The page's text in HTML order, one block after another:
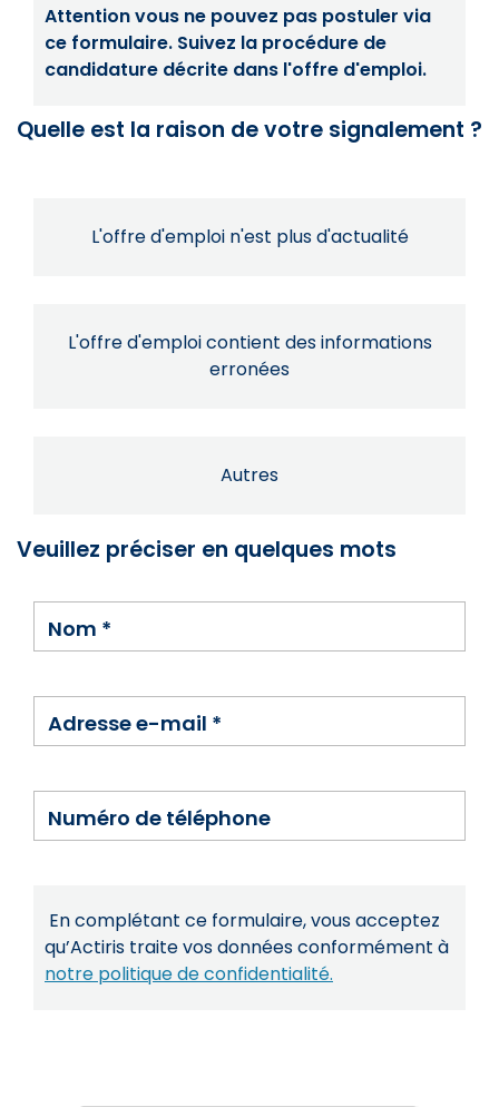
Attention vous ne pouvez pas postuler via
ce formulaire. Suivez la procédure de
candidature décrite dans l'offre d'emploi.
Quelle est la raison de votre signalement ?
L'offre d'emploi n'est plus d'actualité
L'offre d'emploi contient des informations
erronées
Autres
Veuillez préciser en quelques mots
Nom *
Adresse e-mail *
Numéro de téléphone
En complétant ce formulaire, vous acceptez
qu’Actiris traite vos données conformément à
notre politique de confidentialité.